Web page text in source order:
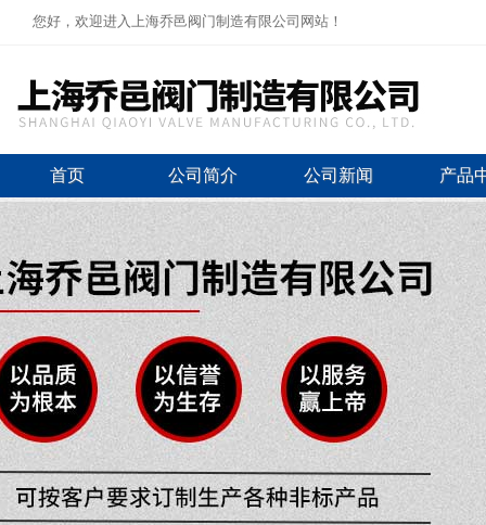
您好，欢迎进入上海乔邑阀门制造有限公司网站！
首页 公司简介 公司新闻 产品